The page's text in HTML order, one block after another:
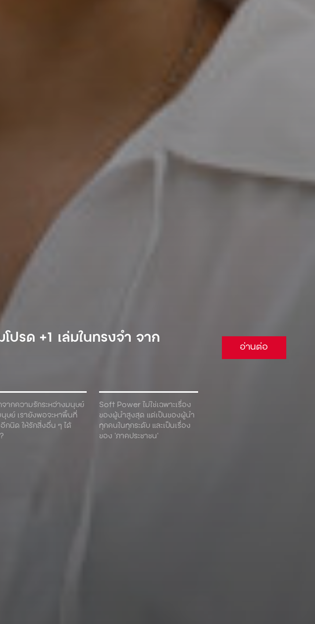
ากความรักระหว่างมนุษย์
ษย์ เรายังพอจะหาพื้นที่
กนิด ให้รักสิ่งอื่น ๆ ได้
Soft Power ไม่ใช่เฉพาะเรื่อง
ของผู้นําสูงสุด แต่เป็นของผู้นํา
ทุกคนในทุกระดับ และเป็นเรื่อง
ของ ‘ภาคประชาชน’
ลาดโซเวียต จนต้องยอม
อ่านต่อ